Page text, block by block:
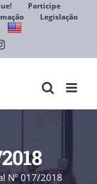
Participe
Legislação
Instagram
Nº 017/2018